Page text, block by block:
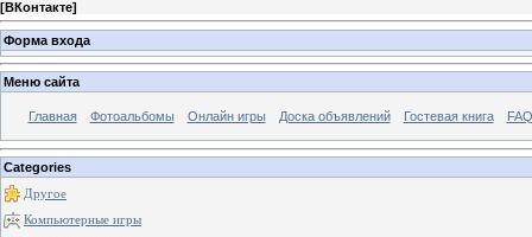
[ВКонтакте]
Форма входа
Меню сайта
Главная Фотоальбомы Онлайн игры Доска объявлений Гостевая книга
Categories
Другое
Компьютерные игры